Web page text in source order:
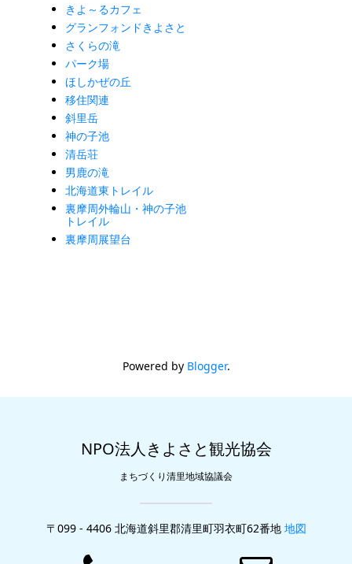
きよ～るカフェ
グランフォンドきよさと
さくらの滝
パーク場
ほしかぜの丘
移住関連
斜里岳
神の子池
清岳荘
男鹿の滝
北海道東トレイル
裏摩周外輪山・神の子池
トレイル
裏摩周展望台
Powered by Blogger.
NPO法人きよさと観光協会
まちづくり清里地域協議会
〒099 - 4406 北海道斜里郡清里町羽衣町62番地 地図